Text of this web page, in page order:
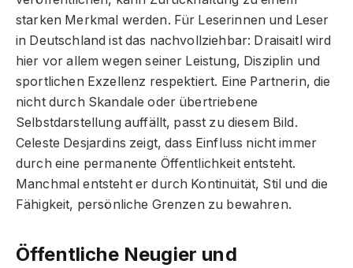
starken Merkmal werden. Für Leserinnen und Leser
in Deutschland ist das nachvollziehbar: Draisaitl wird
hier vor allem wegen seiner Leistung, Disziplin und
sportlichen Exzellenz respektiert. Eine Partnerin, die
nicht durch Skandale oder übertriebene
Selbstdarstellung auffällt, passt zu diesem Bild.
Celeste Desjardins zeigt, dass Einfluss nicht immer
durch eine permanente Öffentlichkeit entsteht.
Manchmal entsteht er durch Kontinuität, Stil und die
Fähigkeit, persönliche Grenzen zu bewahren.
Öffentliche Neugier und